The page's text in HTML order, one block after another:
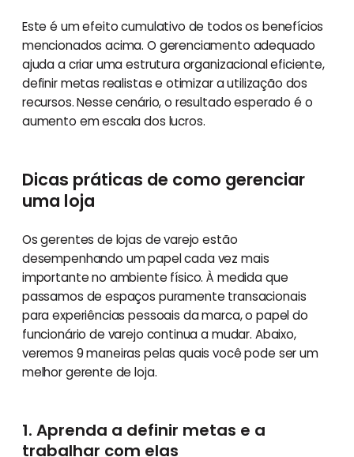
Este é um efeito cumulativo de todos os benefícios
mencionados acima. O gerenciamento adequado
ajuda a criar uma estrutura organizacional eficiente,
definir metas realistas e otimizar a utilização dos
recursos. Nesse cenário, o resultado esperado é o
aumento em escala dos lucros.
Dicas práticas de como gerenciar
uma loja
Os gerentes de lojas de varejo estão
desempenhando um papel cada vez mais
importante no ambiente físico. À medida que
passamos de espaços puramente transacionais
para experiências pessoais da marca, o papel do
funcionário de varejo continua a mudar. Abaixo,
veremos 9 maneiras pelas quais você pode ser um
melhor gerente de loja.
1. Aprenda a definir metas e a
trabalhar com elas